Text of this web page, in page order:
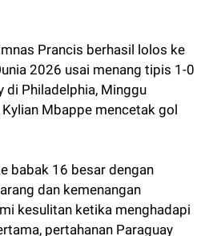
Prancis berhasil lolos ke
2026 usai menang tipis 1-0
di Philadelphia, Minggu
Mbappe mencetak gol
babak 16 besar dengan
dan kemenangan
kesulitan ketika menghadapi
pertahanan Paraguay